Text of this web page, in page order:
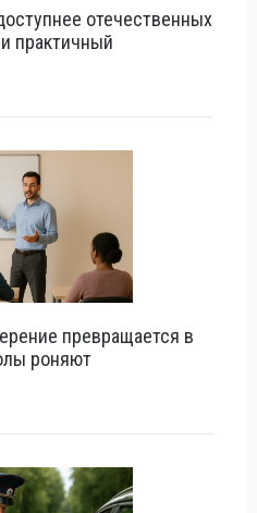
отечественных
практичный
превращается в
роняют